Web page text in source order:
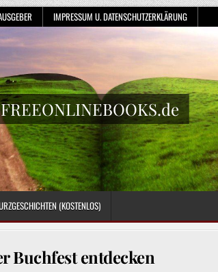
IMPRESSUM U. DATENSCHUTZERKLÄRUNG
FREEONLINEBOOKS.de
(KOSTENLOS)
Buchfest entdecken